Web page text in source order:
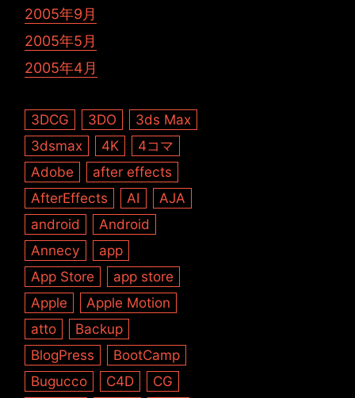
2005年9月
2005年5月
2005年4月
3DCG 3DO
3ds Max
3dsmax
4K
4コマ
Adobe
after effects
AfterEffects
AI
AJA
android
Android
Annecy
app
App Store
app store
Apple
Apple Motion
atto
Backup
BlogPress
BootCamp
Bugucco
C4D
CG